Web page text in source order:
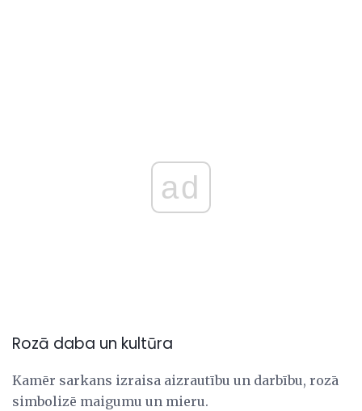
ad
Rozā daba un kultūra
Kamēr sarkans izraisa aizrautību un darbību, rozā
simbolizē maigumu un mieru.